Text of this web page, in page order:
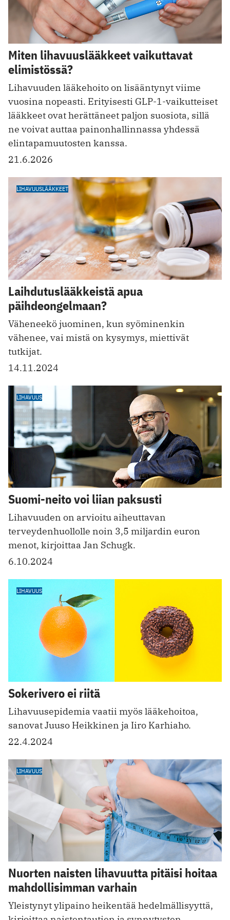
Miten lihavuuslääkkeet vaikuttavat
elimistössä?
Lihavuuden lääkehoito on lisääntynyt viime
vuosina nopeasti. Erityisesti GLP-1-vaikutteiset
lääkkeet ovat herättäneet paljon suosiota, sillä
ne voivat auttaa painonhallinnassa yhdessä
elintapamuutosten kanssa.
21.6.2026
LIHAVUUSLÄÄKKEET
Laihdutuslääkkeistä apua
päihdeongelmaan?
Väheneekö juominen, kun syöminenkin
vähenee, vai mistä on kysymys, miettivät
tutkijat.
14.11.2024
LIHAVUUS
Suomi-neito voi liian paksusti
Lihavuuden on arvioitu aiheuttavan
terveydenhuollolle noin 3,5 miljardin euron
menot, kirjoittaa Jan Schugk.
6.10.2024
LIHAVUUS
Sokerivero ei riitä
Lihavuusepidemia vaatii myös lääkehoitoa,
sanovat Juuso Heikkinen ja Iiro Karhiaho.
22.4.2024
LIHAVUUS
Nuorten naisten lihavuutta pitäisi hoitaa
mahdollisimman varhain
Yleistynyt ylipaino heikentää hedelmällisyyttä,